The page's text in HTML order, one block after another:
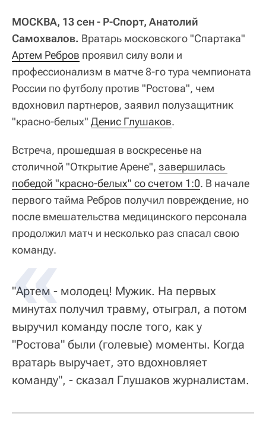
МОСКВА, 13 сен - Р-Спорт, Анатолий
Самохвалов. Вратарь московского "Спартака"
Артем Ребров проявил силу воли и
профессионализм в матче 8-го тура чемпионата
России по футболу против "Ростова", чем
вдохновил партнеров, заявил полузащитник
"красно-белых" Денис Глушаков.
Встреча, прошедшая в воскресенье на
столичной "Открытие Арене", завершилась
победой "красно-белых" со счетом 1:0. В начале
первого тайма Ребров получил повреждение, но
после вмешательства медицинского персонала
продолжил матч и несколько раз спасал свою
команду.
"Артем - молодец! Мужик. На первых
минутах получил травму, отыграл, а потом
выручил команду после того, как у
"Ростова" были (голевые) моменты. Когда
вратарь выручает, это вдохновляет
команду", - сказал Глушаков журналистам.